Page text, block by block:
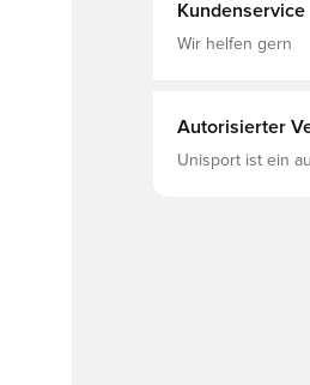
Kundenservice
Wir helfen gern
Autorisierter
Unisport ist ein